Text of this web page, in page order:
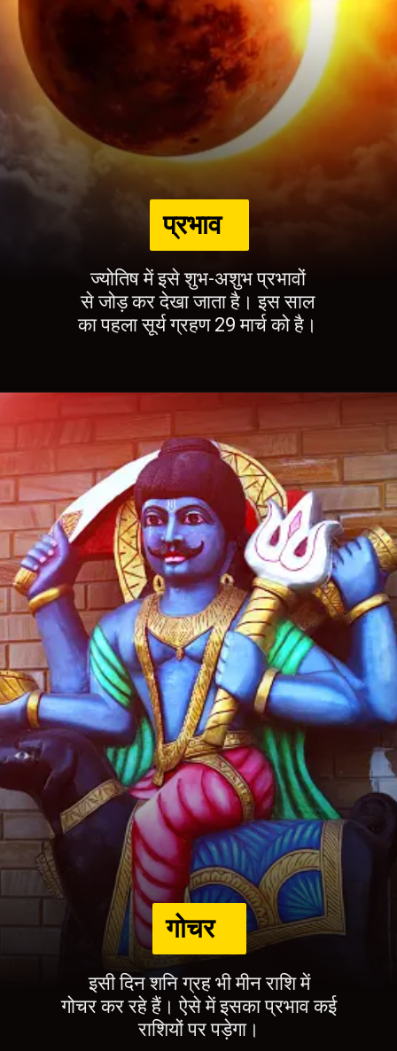
प्रभाव
ज्योतिष में इसे शुभ-अशुभ प्रभावों
से जोड़ कर देखा जाता है। इस साल
का पहला सूर्य ग्रहण 29 मार्च को है।
गोचर
इसी दिन शनि ग्रह भी मीन राशि में
गोचर कर रहे हैं। ऐसे में इसका प्रभाव कई
राशियों पर पड़ेगा।